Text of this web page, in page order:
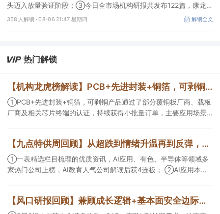
头迈入放量验证阶段；③今日全市场机构研报共发布122篇，康龙化
成、江淮汽车评级得到上调，9家公司获得首度覆盖，其中乔锋智能
获新财富分析师深度覆盖；④在个股机构关注度排行中，华峰化学
358 人解锁 ·08-06 21:47 星期四 解锁全文
热门解锁
【机构龙虎榜解读】PCB+先进封装+铜箔，可剥铜产品通过了部分覆铜板厂商、载板厂商及相关芯片终端的认证，持续获得小批量订单，主要应用场景包括芯片封装光模块用PCB，机构大额净买入这家公司
①PCB+先进封装+铜箔，可剥铜产品通过了部分覆铜板厂商、载板
厂商及相关芯片终端的认证，持续获得小批量订单，主要应用场景
等方面具有丰富经验，具备承接细胞与基因治疗产品商业化受托生
产的合规资质，这家公司获净买入。
【九点特供周回顾】从超跌到情绪升温再到反弹，栏目梳理AI应用题材逻辑，AI教育人气公司解读后获4连板
①一表精选栏目梳理的优质资讯，AI应用、有色、半导体等领域多
家热门公司上榜，AI教育人气公司解读后获4连板； ②AI应用本周
角前瞻产业供需情况，提及2家核心公司双双涨停。
【风口研报回顾】兼顾成长逻辑+基本面安全边际！王牌自营前瞻覆盖“pcb+MLCC+电子布”，梳理AI产业链优质标的“深坑起跳”